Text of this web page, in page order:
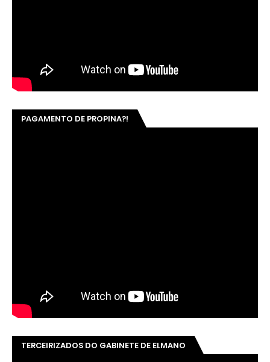
PAGAMENTO DE PROPINA?!
TERCEIRIZADOS DO GABINETE DE ELMANO